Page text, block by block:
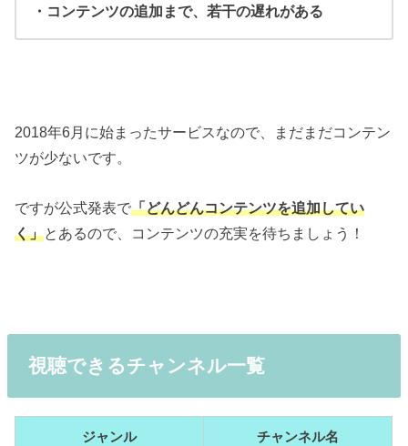
・コンテンツの追加まで、若干の遅れがある
2018年6月に始まったサービスなので、まだまだコンテン
ツが少ないです。
ですが公式発表で「どんどんコンテンツを追加してい
く」とあるので、コンテンツの充実を待ちましょう！
視聴できるチャンネル一覧
ジャンル チャンネル名